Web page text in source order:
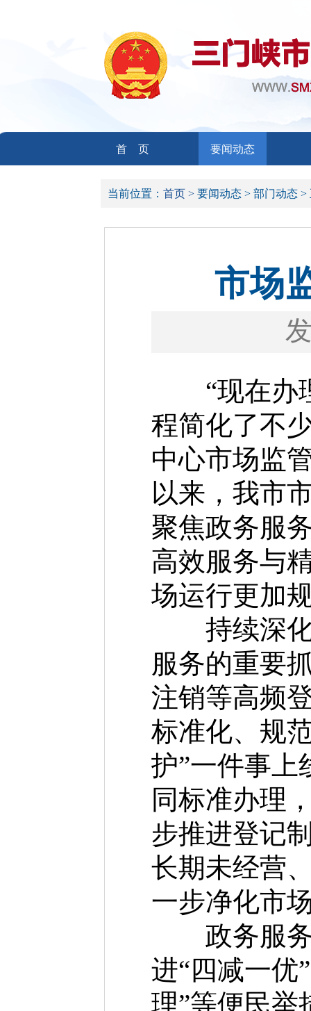
首 页 要闻动态
当前位置： 首页 > 要闻动态 > 部门动态 >
市场
“现在办理
程简化了不
中心市场监
以来，我市
聚焦政务服
高效服务与
场运行更加
持续深化“
服务的重要
注销等高频
标准化、规
护”一件事上
同标准办理
步推进登记
长期未经营
一步净化市
政务服务
进“四减一优
理”等便民举